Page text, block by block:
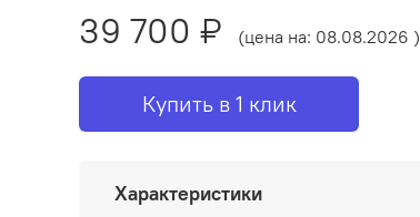
39 700 ₽
(цена на: 08.08.2026 )
Купить в 1 клик
Характеристики